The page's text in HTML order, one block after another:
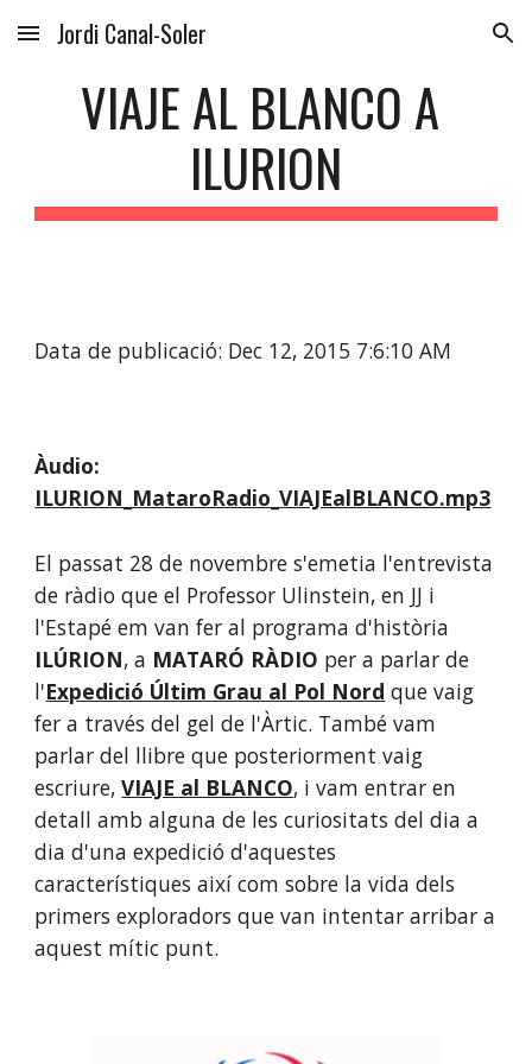
Skip to main content Skip to navigation
Jordi Canal-Soler
VIAJE AL BLANCO A
ILURION
Data de publicació: Dec 12, 2015 7:6:10 AM
Àudio:
ILURION_MataroRadio_VIAJEalBLANCO.mp3
El passat 28 de novembre s'emetia l'entrevista
de ràdio que el Professor Ulinstein, en JJ i
ILÚRION, a MATARÓ RÀDIO per a parlar de
l'Expedició Últim Grau al Pol Nord que vaig
fer a través del gel de l'Àrtic. També vam
parlar del llibre que posteriorment vaig
escriure, VIAJE al BLANCO, i vam entrar en
detall amb alguna de les curiositats del dia a
dia d'una expedició d'aquestes
característiques així com sobre la vida dels
primers exploradors que van intentar arribar a
aquest mític punt.